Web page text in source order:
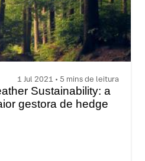
1 Jul 2021 • 5 mins de leitura
Sustainability: a
gestora de hedge